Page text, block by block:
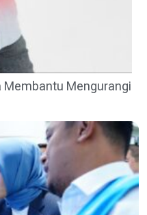
Membantu Mengurangi